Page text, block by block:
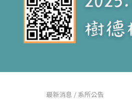
最新消息 / 系所公告